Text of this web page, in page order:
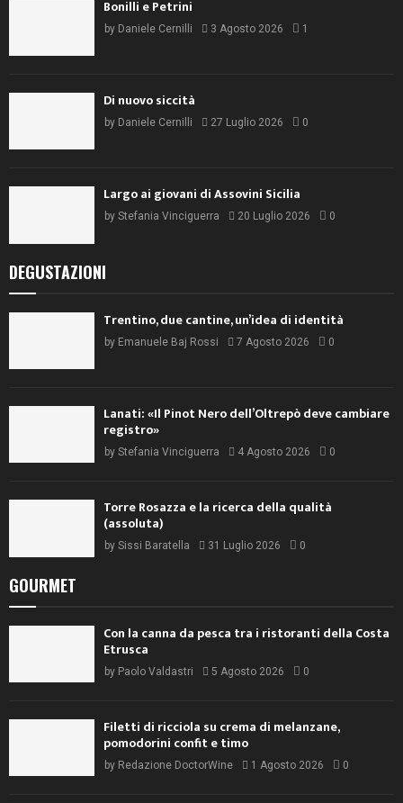
Bonilli e Petrini
by Daniele Cernilli 3 Agosto 2026 1
Di nuovo siccità
by Daniele Cernilli 27 Luglio 2026 0
Largo ai giovani di Assovini Sicilia
by Stefania Vinciguerra 20 Luglio 2026 0
DEGUSTAZIONI
Trentino, due cantine, un’idea di identità
by Emanuele Baj Rossi 7 Agosto 2026 0
Lanati: «Il Pinot Nero dell’Oltrepò deve cambiare
registro»
by Stefania Vinciguerra 4 Agosto 2026 0
Torre Rosazza e la ricerca della qualità
(assoluta)
by Sissi Baratella 31 Luglio 2026 0
GOURMET
Con la canna da pesca tra i ristoranti della Costa
Etrusca
by Paolo Valdastri 5 Agosto 2026 0
Filetti di ricciola su crema di melanzane,
pomodorini confit e timo
by Redazione DoctorWine 1 Agosto 2026 0